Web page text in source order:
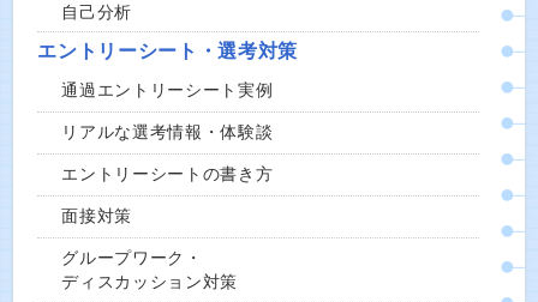
自己分析
エントリーシート・選考対策
通過エントリーシート実例
リアルな選考情報・体験談
エントリーシートの書き方
面接対策
グループワーク・
ディスカッション対策